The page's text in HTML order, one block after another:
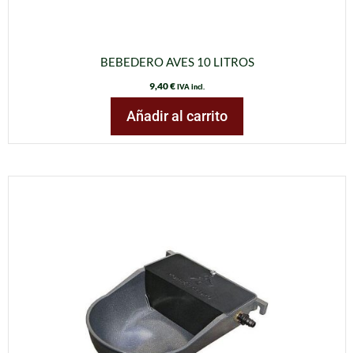
BEBEDERO AVES 10 LITROS
9,40€IVA incl.
Añadir al carrito